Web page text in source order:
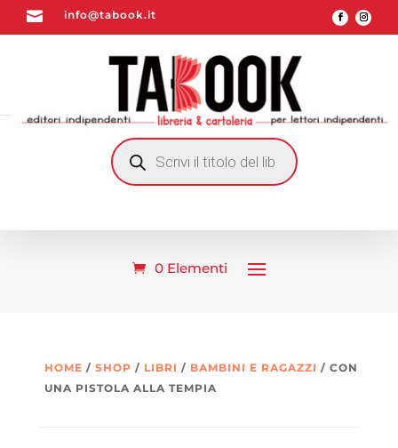
 info@tabook.it
RICERCA
PRODOTTI
0 Elementi
HOME / SHOP / LIBRI / BAMBINI E RAGAZZI / CON
UNA PISTOLA ALLA TEMPIA